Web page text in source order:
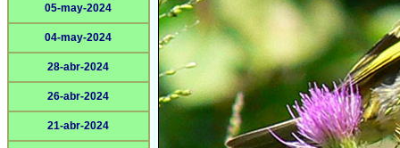
05-may-2024
04-may-2024
28-abr-2024
26-abr-2024
21-abr-2024